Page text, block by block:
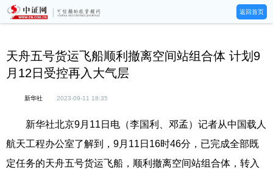
返回首页
天舟五号货运飞船顺利撤离空间站组合体 计划9
月12日受控再入大气层
新华社 2023-09-11 18:35
新华社北京9月11日电（李国利、邓孟）记者从中国载人
航天工程办公室了解到，9月11日16时46分，已完成全部既
定任务的天舟五号货运飞船，顺利撤离空间站组合体，转入